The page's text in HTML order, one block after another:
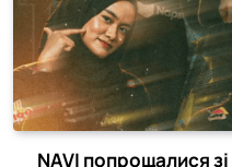
NAVI попрощалися